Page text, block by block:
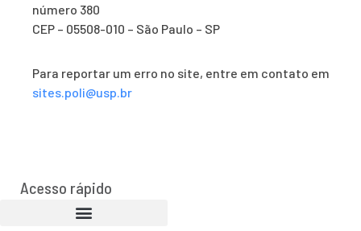
número 380
CEP – 05508-010 – São Paulo – SP
Para reportar um erro no site, entre em contato em
sites.poli@usp.br
Acesso rápido